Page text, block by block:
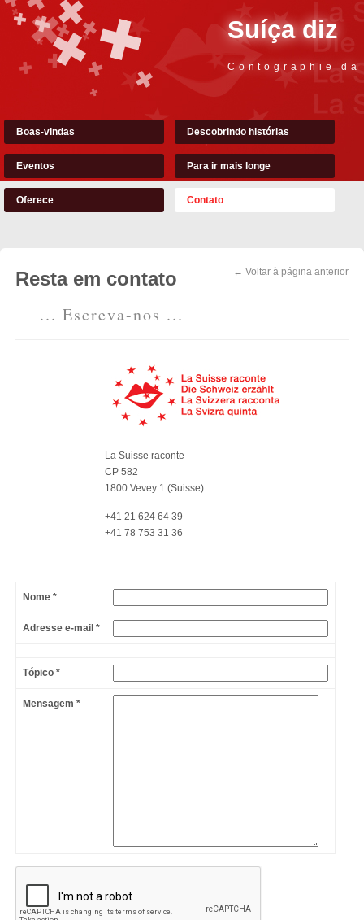
Suíça diz
Contographie
Boas-vindas Descobrindo histórias
Eventos Para ir mais longe
Oferece Contato
← Voltar à página anterior
Resta em contato
... Escreva-nos ...
La Suisse raconte
CP 582
1800 Vevey 1 (Suisse)
+41 21 624 64 39
+41 78 753 31 36
Nome *
Adresse e-mail *
Tópico *
Mensagem *